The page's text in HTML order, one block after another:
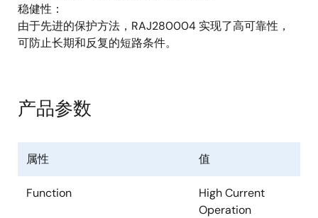
稳健性：
由于先进的保护方法，RAJ280004 实现了高可靠性，
可防止长期和反复的短路条件。
产品参数
属性 值
Function
High Current
Operation